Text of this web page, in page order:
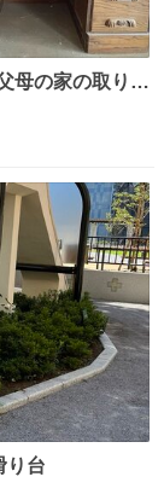
食器棚と机の
大切にしてお
り台